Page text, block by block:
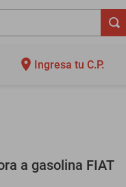
Ingresa tu C.P.
a gasolina FIAT